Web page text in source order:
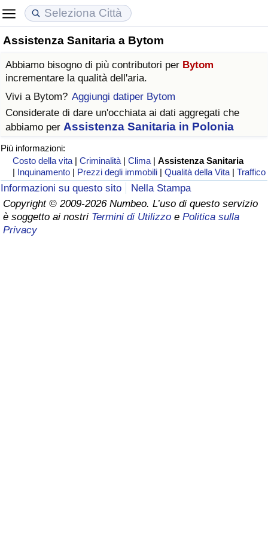
Assistenza Sanitaria a Bytom
Abbiamo bisogno di più contributori per Bytom
incrementare la qualità dell'aria.
Vivi a Bytom? Aggiungi datiper Bytom
Considerate di dare un'occhiata ai dati aggregati che
abbiamo per Assistenza Sanitaria in Polonia
Più informazioni:
Costo della vita |Criminalità |Clima |Assistenza Sanitaria
| Inquinamento | Prezzi degli immobili |Qualità della Vita |Traffico
Informazioni su questo sito
Nella Stampa
Copyright © 2009-2026 Numbeo. L’uso di questo servizio
è soggetto ai nostri Termini di Utilizzo e Politica sulla
Privacy
Costo della vita
Indice Del Costo Della Vita (corrente)
Indice Del Costo Della Vita
Indice del Costo della Vita per Nazione
ad Aqaba
Prezzi degli immobili
Indice del Prezzo delle Case (Corrente)
Indice del Prezzo delle Case
Indice del Prezzo delle Case per Nazione
Qualità della Vita
Indice della Qualità della Vita
Indice della Qualità della Vita (Corrente)
Indice della qualità della vita per Paese
Criminalità
Indice del Tasso di Criminalità (Corrente)
Indice della Criminalità